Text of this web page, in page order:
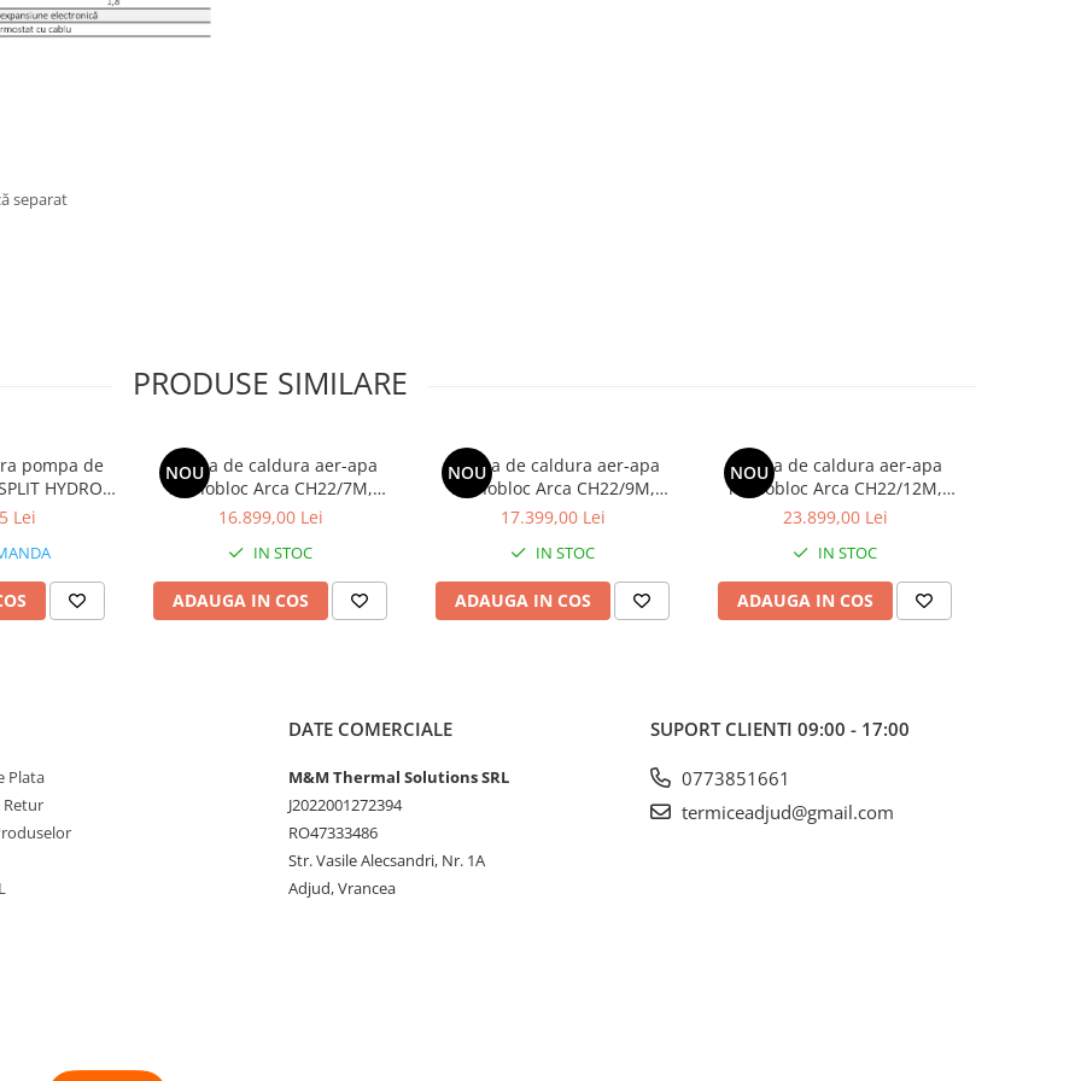
separat
PRODUSE SIMILARE
pompa de
HYDRO
IDU HN1600
Lei
NOU
Pompa de caldura aer-apa
monobloc Arca CH22/7M,
monofazata, clasa energetica
16.899,00 Lei
IN STOC
ADAUGA IN COS
NOU
Pompa de caldura aer-apa
monobloc Arca CH22/9M,
monofazata, clasa energetica
17.399,00 Lei
IN STOC
ADAUGA IN COS
NOU
Pompa de caldura aer-apa
monobloc Arca CH22/12M,
monofazata, clasa energetica
23.899,00 Lei
IN STOC
ADAUGA IN COS
Plata
Retur
DATE COMERCIALE
M&M Thermal Solutions SRL
J2022001272394
RO47333486
Str. Vasile Alecsandri, Nr. 1A
Adjud, Vrancea
SUPORT CLIENTI 09:00 - 17:00
0773851661
termiceadjud@gmail.com